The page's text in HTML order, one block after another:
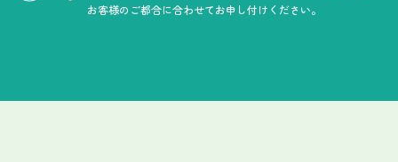
お客様のご都合に合わせてお申し付けください。